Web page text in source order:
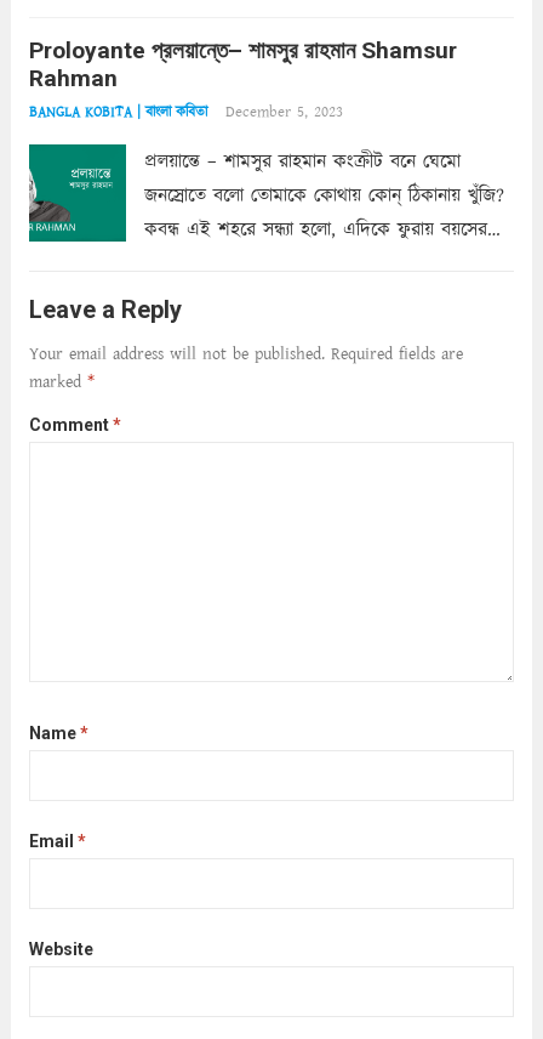
ছায়াচ্ছন্ন মোহন মিথুন মূর্তি, লোপামুদ্রা ভীষণ বিব্রত
Proloyante প্রলয়ান্তে– শামসুর রাহমান Shamsur
Rahman
BANGLA KOBITA | বাংলা কবিতা December 5, 2023
প্রলয়ান্তে – শামসুর রাহমান কংক্রীট বনে ঘেমো
জনস্রোতে বলো তোমাকে কোথায় কোন্‌ ঠিকানায় খুঁজি?
কবন্ধ এই শহরে সন্ধ্যা হলো, এদিকে ফুরায় বয়সের
আমার শরীরে সখ্য গড়ে, তোমার গহন ঊর্মিল যৌবন
আনে আশ্বন...
Leave a Reply
Your email address will not be published. Required fields are
marked *
Comment*
Name*
Email *
Website